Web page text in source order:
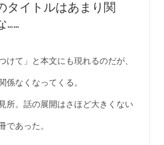
タイトルはあまり関
……
けて」と本文にも現れるのだが、
係なくなってくる。
所。話の展開はさほど大きくない
であった。